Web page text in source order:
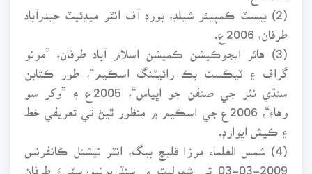
(2) بيسٽ ڪمپيئر شيلڊ، بورڊ آف انٽر ميڊئيٽ حيدرآباد
طرفان، 2006ع.
(3) هائر ايجوڪيشن ڪميشن اسلام آباد طرفان، ”مونو
گراف ۽ ٽيڪسٽ بڪ رائيٽنگ اسڪيم“، طور ڪتابن
سنڌي نثر جي صنفن جو اڀياس“، 2005ع ۽ ”وکر سو
وهاءِ“، 2006ع جي اسڪيم ۾ منظور ٿيڻ تي تعريفي خط
۽ ڪيش ايوارڊ.
(4) شمس العلماء مرزا قليچ بيگ، انٽر نيشنل ڪانفرنس
2009-03-03 تي شموليت ۾ سنڌ يونيورسٽيءَ طرفان